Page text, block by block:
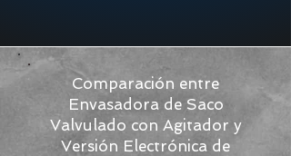
Comparación entre
Envasadora de Saco
Valvulado con Agitador y
Versión Electrónica de